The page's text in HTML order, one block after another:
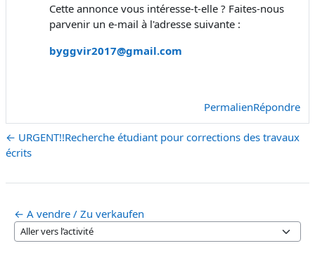
Cette annonce vous intéresse-t-elle ? Faites-nous
parvenir un e-mail à l'adresse suivante :
byggvir2017@gmail.com
PermalienRépondre
← URGENT!!Recherche étudiant pour corrections des travaux
écrits
← A vendre / Zu verkaufen
Aller vers l’activité